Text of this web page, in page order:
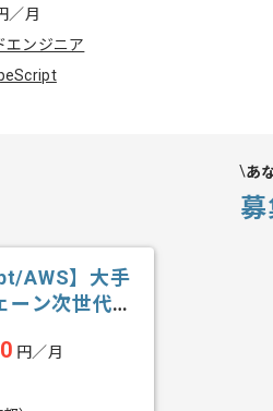
／月
エンジニア
あ
AWS】大手
ーン次世代
円／月